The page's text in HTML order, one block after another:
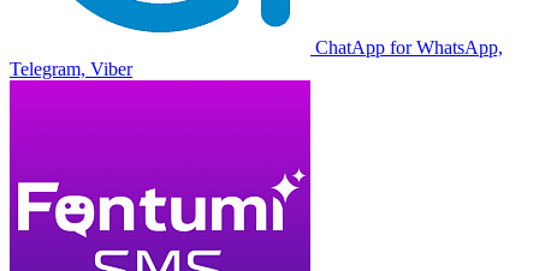
ChatApp for WhatsApp,
Telegram, Viber